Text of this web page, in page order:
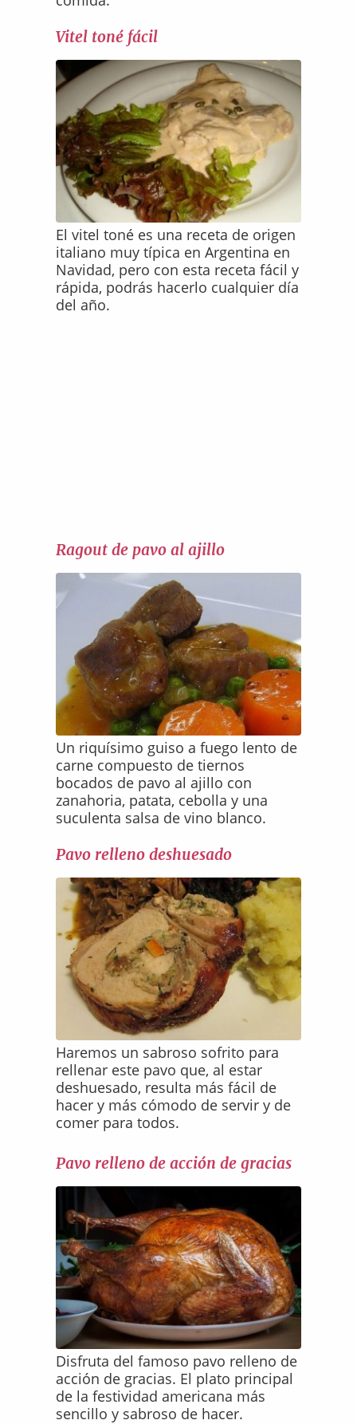
Vitel toné fácil
El vitel toné es una receta de origen
italiano muy típica en Argentina en
Navidad, pero con esta receta fácil y
rápida, podrás hacerlo cualquier día
del año.
Ragout de pavo al ajillo
Un riquísimo guiso a fuego lento de
carne compuesto de tiernos
bocados de pavo al ajillo con
zanahoria, patata, cebolla y una
suculenta salsa de vino blanco.
Pavo relleno deshuesado
Haremos un sabroso sofrito para
rellenar este pavo que, al estar
deshuesado, resulta más fácil de
hacer y más cómodo de servir y de
comer para todos.
Pavo relleno de acción de gracias
Disfruta del famoso pavo relleno de
acción de gracias. El plato principal
de la festividad americana más
sencillo y sabroso de hacer.